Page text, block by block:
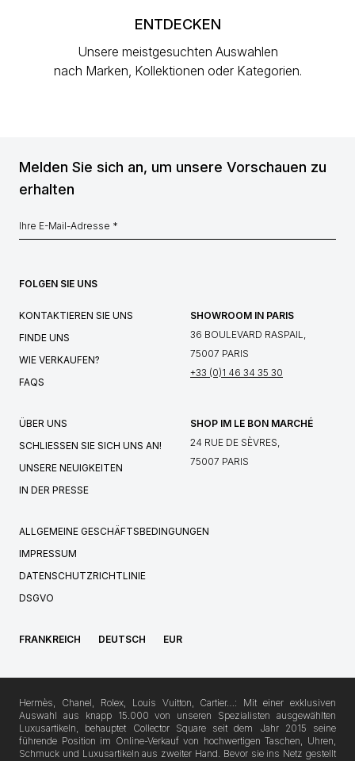
ENTDECKEN
Unsere meistgesuchten Auswahlen
nach Marken, Kollektionen oder Kategorien.
Melden Sie sich an, um unsere Vorschauen zu
erhalten
FOLGEN SIE UNS
KONTAKTIEREN SIE UNS
FINDE UNS
WIE VERKAUFEN?
FAQS
SHOWROOM IN PARIS
36 BOULEVARD RASPAIL,
75007 PARIS
+33 (0)1 46 34 35 30
ÜBER UNS
SCHLIESSEN SIE SICH UNS AN!
UNSERE NEUIGKEITEN
IN DER PRESSE
SHOP IM LE BON MARCHÉ
24 RUE DE SÈVRES,
75007 PARIS
ALLGEMEINE GESCHÄFTSBEDINGUNGEN
IMPRESSUM
DATENSCHUTZRICHTLINIE
DSGVO
FRANKREICH DEUTSCH EUR
Hermès, Chanel, Rolex, Louis Vuitton, Cartier…: Mit einer exklusiven
Auswahl aus knapp 15.000 von unseren Spezialisten ausgewählten
Luxusartikeln, behauptet Collector Square seit dem Jahr 2015 seine
führende Position im Online-Verkauf von hochwertigen Taschen, Uhren,
Schmuck und Luxusartikeln aus zweiter Hand. Bevor sie ins Netz gestellt